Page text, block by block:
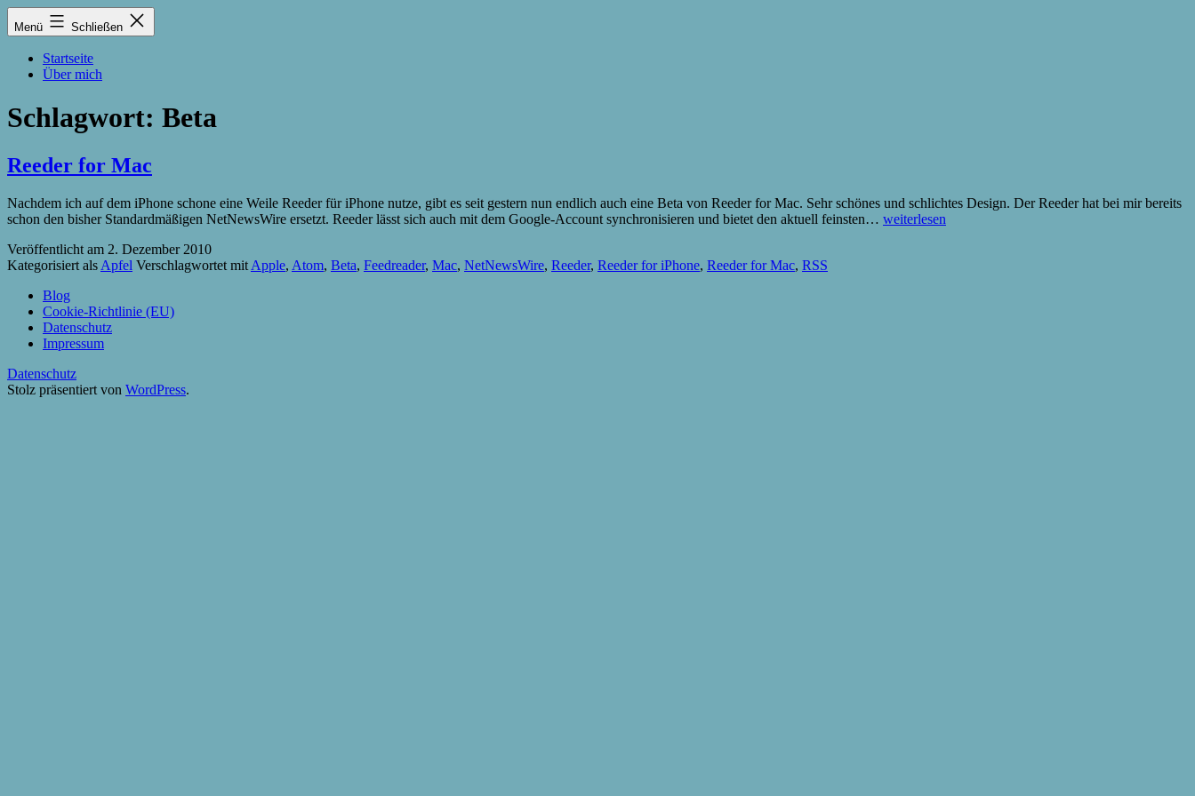
Zum
Inhalt
Lukas
Zintel-
Menü Schließen
Startseite
Über mich
Schlagwort: Beta
Reeder for Mac
Nachdem ich auf dem iPhone schone eine Weile Reeder für iPhone nutze, gibt es seit gestern nun endlich auch eine Beta von Reeder for Mac. Sehr schönes und schlichtes Design. Der Reeder hat bei mir bereits
schon den bisher Standardmäßigen NetNewsWire ersetzt. Reeder lässt sich auch mit dem Google-Account synchronisieren und bietet den aktuell feinsten… Reeder
weiterlesen
Veröffentlicht am 2. Dezember 2010
Kategorisiert als Apfel Verschlagwortet mit Apple, Atom, Beta, Feedreader, Mac, NetNewsWire, Reeder, Reeder for iPhone, Reeder for Mac, RSS
Blog
Cookie-Richtlinie (EU)
Datenschutz
Impressum
Datenschutz
Stolz präsentiert von WordPress.